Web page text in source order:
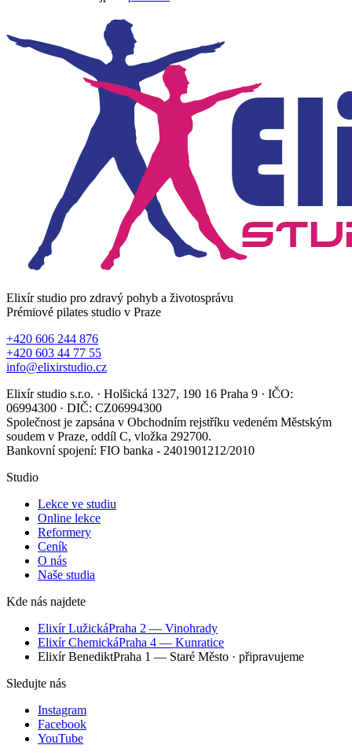
Elixír studio pro zdravý pohyb a životosprávu
Prémiové pilates studio v Praze
+420 606 244 876
+420 603 44 77 55
info@elixirstudio.cz
Elixír studio s.r.o. · Holšická 1327, 190 16 Praha 9 · IČO:
06994300 · DIČ: CZ06994300
Společnost je zapsána v Obchodním rejstříku vedeném Městským
soudem v Praze, oddíl C, vložka 292700.
Bankovní spojení: FIO banka - 2401901212/2010
Studio
Lekce ve studiu
Online lekce
Reformery
Ceník
O nás
Naše studia
Kde nás najdete
Elixír LužickáPraha 2 — Vinohrady
Elixír ChemickáPraha 4 — Kunratice
Elixír BenediktPraha 1 — Staré Město · připravujeme
Sledujte nás
Instagram
Facebook
YouTube